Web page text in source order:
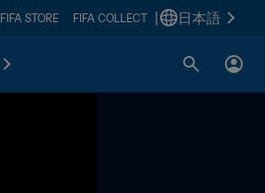
FIFA STORE FIFA COLLECT 日本語